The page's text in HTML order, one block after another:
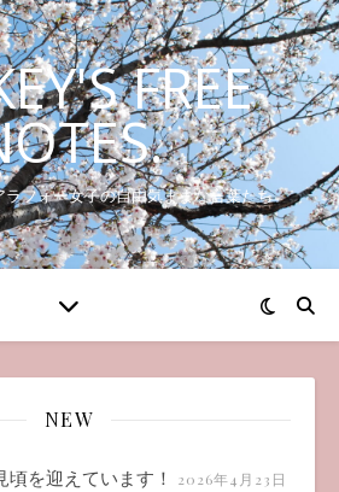
FREE
ラフォー女子の自由気ままな言葉たち
NEW
を迎えています！ 2026年4月23日